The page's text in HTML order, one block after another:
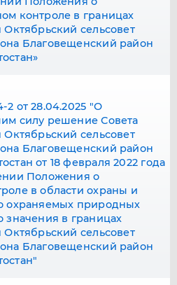
контроле в границах
Октябрьский сельсовет
Благовещенский район
от 28.04.2025 "О
силу решение Совета
Октябрьский сельсовет
Благовещенский район
от 18 февраля 2022 года
Положения о
в области охраны и
охраняемых природных
значения в границах
Октябрьский сельсовет
Благовещенский район